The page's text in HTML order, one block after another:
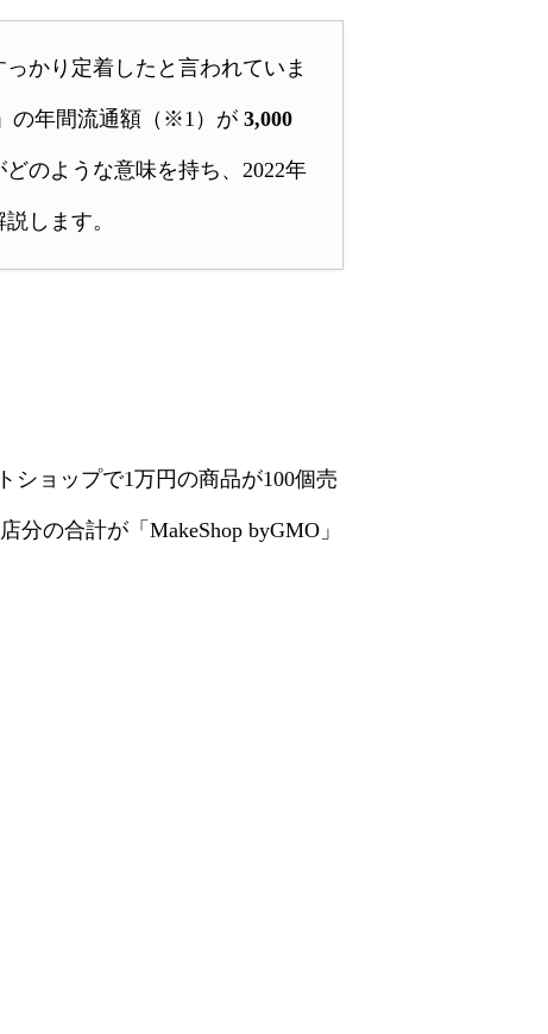
かり定着したと言われていま
の年間流通額（※1）が 3,000
のような意味を持ち、2022年
します。
ョップで1万円の商品が100個売
の合計が「MakeShop byGMO」